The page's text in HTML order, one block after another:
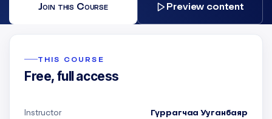
Join this Course Preview content
THIS COURSE
Free, full access
Instructor Гүррагчаа Ууганбаяр